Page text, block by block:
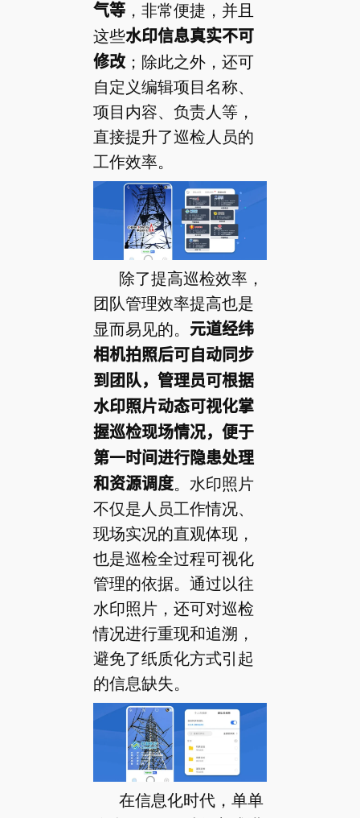
气等，非常便捷，并且
这些水印信息真实不可
修改；除此之外，还可
自定义编辑项目名称、
项目内容、负责人等，
直接提升了巡检人员的
工作效率。
除了提高巡检效率，
团队管理效率提高也是
显而易见的。
元道经纬
相机拍照后可自动同步
到团队，管理员可根据
水印照片动态可视化掌
握巡检现场情况，便于
第一时间进行隐患处理
和资源调度。水印照片
不仅是人员工作情况、
现场实况的直观体现，
也是巡检全过程可视化
管理的依据。通过以往
水印照片，还可对巡检
情况进行重现和追溯，
避免了纸质化方式引起
的信息缺失。
在信息化时代，单单